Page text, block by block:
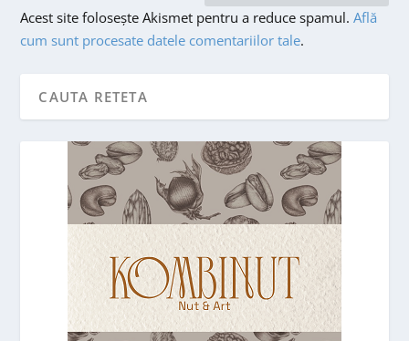
Acest site folosește Akismet pentru a reduce spamul.Află
cum sunt procesate datele comentariilor tale.